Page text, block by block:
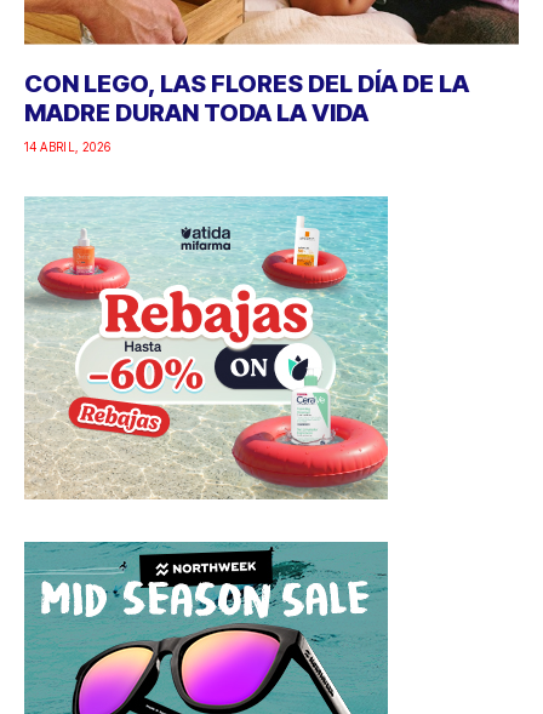
CON LEGO, LAS FLORES DEL DÍA DE LA
MADRE DURAN TODA LA VIDA
14 ABRIL, 2026